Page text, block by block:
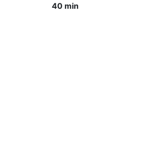
40 min